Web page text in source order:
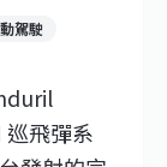
駕駛
巡飛彈系